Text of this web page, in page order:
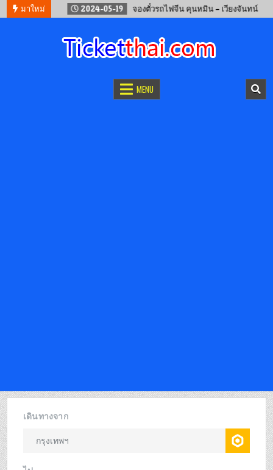
มาใหม่
นไลน์ 2024-05-19 จองตั๋วรถไฟจีน คุนหมิน – เวียงจันทน์
MENU